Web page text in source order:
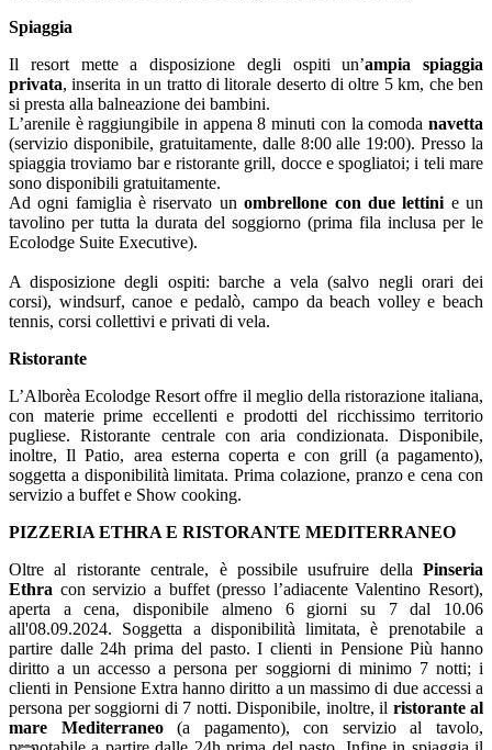
Spiaggia
Il resort mette a disposizione degli ospiti un’ampia spiaggia
privata, inserita in un tratto di litorale deserto di oltre 5 km, che ben
si presta alla balneazione dei bambini.
L’arenile è raggiungibile in appena 8 minuti con la comoda navetta
(servizio disponibile, gratuitamente, dalle 8:00 alle 19:00). Presso la
spiaggia troviamo bar e ristorante grill, docce e spogliatoi; i teli mare
sono disponibili gratuitamente.
Ad ogni famiglia è riservato unombrellone con due lettini e un
tavolino per tutta la durata del soggiorno (prima fila inclusa per le
Ecolodge Suite Executive).
A disposizione degli ospiti: barche a vela (salvo negli orari dei
corsi), windsurf, canoe e pedalò, campo da beach volley e beach
tennis, corsi collettivi e privati di vela.
Ristorante
L’Alborèa Ecolodge Resort offre il meglio della ristorazione italiana,
con materie prime eccellenti e prodotti del ricchissimo territorio
pugliese. Ristorante centrale con aria condizionata. Disponibile,
inoltre, Il Patio, area esterna coperta e con grill (a pagamento),
soggetta a disponibilità limitata. Prima colazione, pranzo e cena con
servizio a buffet e Show cooking.
PIZZERIA ETHRA E RISTORANTE MEDITERRANEO
Oltre al ristorante centrale, è possibile usufruire della Pinseria
Ethra con servizio a buffet (presso l’adiacente Valentino Resort),
aperta a cena, disponibile almeno 6 giorni su 7 dal 10.06
all'08.09.2024. Soggetta a disponibilità limitata, è prenotabile a
partire dalle 24h prima del pasto. I clienti in Pensione Più hanno
diritto a un accesso a persona per soggiorni di minimo 7 notti; i
clienti in Pensione Extra hanno diritto a un massimo di due accessi a
persona per soggiorni di 7 notti. Disponibile, inoltre, il ristorante al
mare Mediterraneo(a pagamento), con servizio al tavolo,